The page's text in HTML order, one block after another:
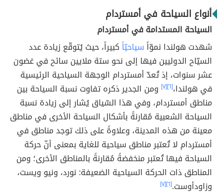
أنواع السياحة في أمستردام
السياحة المستدامة في أمستردام
شهدت هولندا نموّاًسياحيّاًكبيراً، حيث يُتوقّع زيادة عدد
السيّاح الدوليين فيها إلى نحو ستة ملايين سائح في غضون
عشر سنوات، إذ تُعدّ أمستردام الوجهة السياحية الرئيسية
في هولندا،[٦] [٧]
ومن الجدير ذكره تفاوت نسبة السياحة بين
مناطق أمستردام، وفي هذا السّياق يُشار إلى زيادة نسبة
السياحة الشعبية مُقارنةً بأشكال السياحة الأخرى في مناطق
معينة من هذه المدينة، وعلاوةً على ذلك توجد مناطق في
أمستردام لا تُعتبر مناطق سياحية للغاية بمعنى أنّ حركة
السياحة فيها تُعتبر منخفضةً مُقارنةً بالمناطق الأخرى؛ ومن
المناطق ذات الحركة السياحية الضعيفة: نورد، ونيو ويست،
وزاودأوست.[٦] [٧]